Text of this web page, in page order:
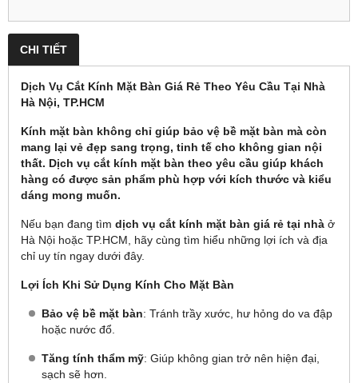
CHI TIẾT
Dịch Vụ Cắt Kính Mặt Bàn Giá Rẻ Theo Yêu Cầu Tại Nhà
Hà Nội, TP.HCM
Kính mặt bàn không chỉ giúp bảo vệ bề mặt bàn mà còn
mang lại vẻ đẹp sang trọng, tinh tế cho không gian nội
thất. Dịch vụ cắt kính mặt bàn theo yêu cầu giúp khách
hàng có được sản phẩm phù hợp với kích thước và kiểu
dáng mong muốn.
Nếu bạn đang tìm dịch vụ cắt kính mặt bàn giá rẻ tại nhà ở
Hà Nội hoặc TP.HCM, hãy cùng tìm hiểu những lợi ích và địa
chỉ uy tín ngay dưới đây.
Lợi Ích Khi Sử Dụng Kính Cho Mặt Bàn
Bảo vệ bề mặt bàn: Tránh trầy xước, hư hỏng do va đập
hoặc nước đổ.
Tăng tính thẩm mỹ: Giúp không gian trở nên hiện đại,
sạch sẽ hơn.